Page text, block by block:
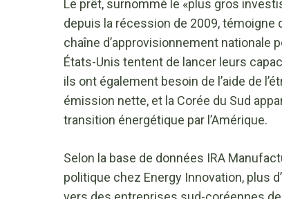
Le prêt, surnommé le «plus gros
depuis la récession de 2009,
chaîne d’approvisionnement nationale
États-Unis tentent de lancer leurs
ils ont également besoin de l’aide de
émission nette, et la Corée du Sud
transition énergétique par l’Amérique.
Selon la base de données IRA
politique chez Energy Innovation, plus